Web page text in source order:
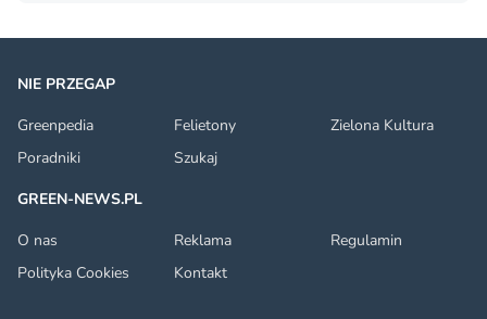
NIE PRZEGAP
Greenpedia
Felietony
Zielona Kultura
Poradniki
Szukaj
GREEN-NEWS.PL
O nas
Reklama
Regulamin
Polityka Cookies
Kontakt